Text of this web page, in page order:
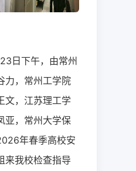
23 日下午，由常州
力，常州工学院
文，江苏理工学
亚，常州大学保
年春季高校安
来我校检查指导